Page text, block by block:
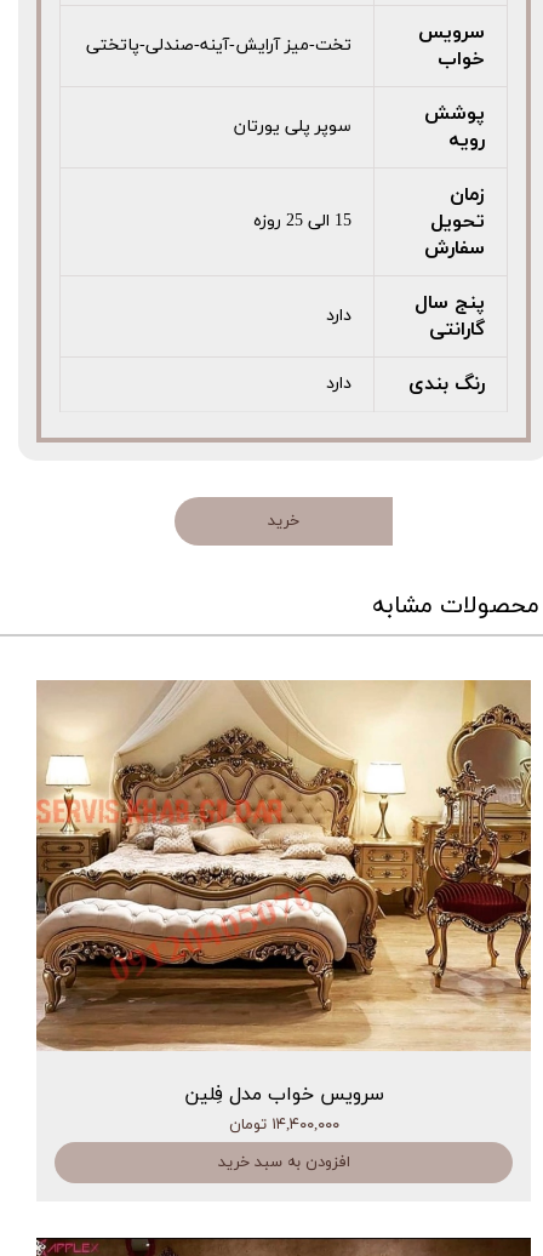
سرویس
خواب
تخت-میز آرایش-آینه-صندلی-پاتختی
پوشش
رویه
سوپر پلی یورتان
زمان
تحویل
سفارش
15 الی 25 روزه
پنج سال
گارانتی
دارد
رنگ بندی دارد
خرید
محصولات مشابه
سرویس خواب مدل فِلین
۱۴,۴۰۰,۰۰۰ تومان
افزودن به سبد خرید